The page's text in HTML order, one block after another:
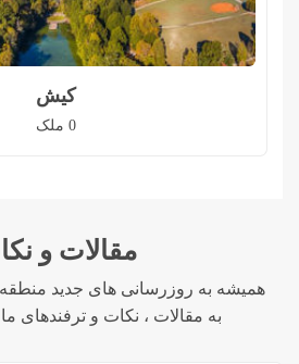
کیش
0 ملک
مقالات و
همیشه به روزرسانی های جدید
به مقالات ، نکات و ترفندهای